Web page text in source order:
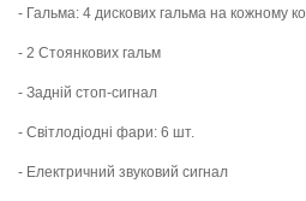
- Гальма: 4 дискових гальма на кожному
- 2 Стоянкових гальм
- Задній стоп-сигнал
- Світлодіодні фари: 6 шт.
- Електричний звуковий сигнал